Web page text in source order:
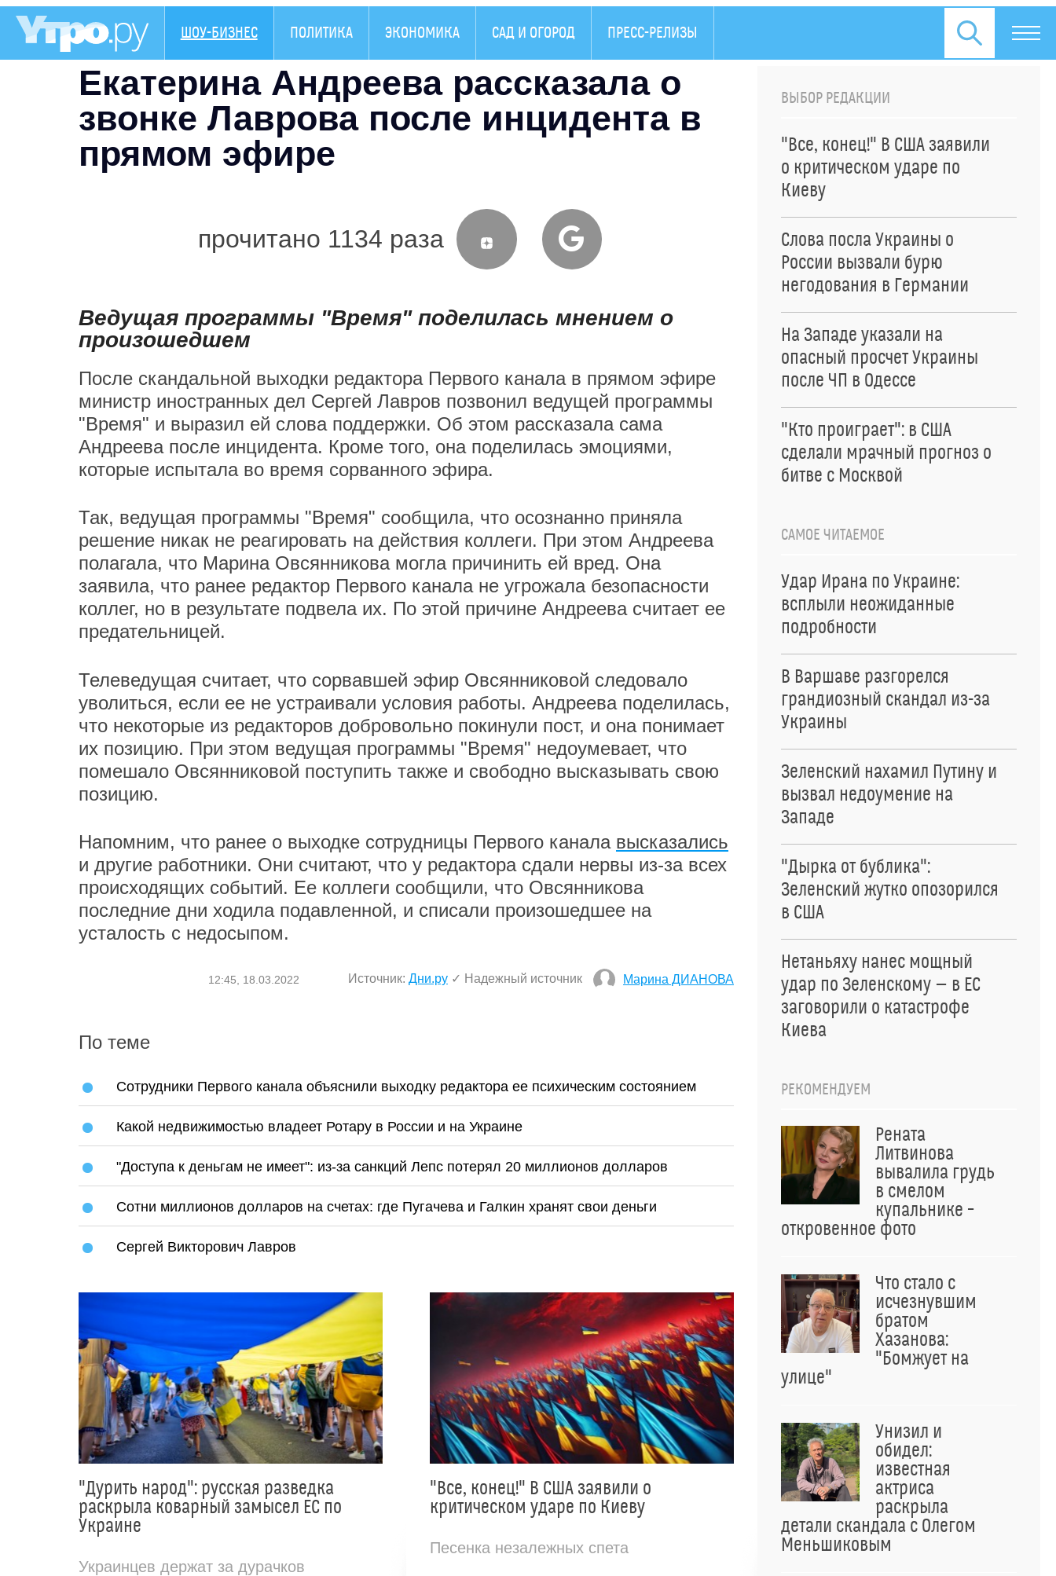
ШОУ-БИЗНЕС ПОЛИТИКА ЭКОНОМИКА САД И ОГОРОД ПРЕСС-РЕЛИЗЫ
Екатерина Андреева рассказала о
звонке Лаврова после инцидента в
прямом эфире
прочитано 1134 раза
Ведущая программы "Время" поделилась мнением о
произошедшем
После скандальной выходки редактора Первого канала в прямом эфире
министр иностранных дел Сергей Лавров позвонил ведущей программы
"Время" и выразил ей слова поддержки. Об этом рассказала сама
Андреева после инцидента. Кроме того, она поделилась эмоциями,
которые испытала во время сорванного эфира.
Так, ведущая программы "Время" сообщила, что осознанно приняла
решение никак не реагировать на действия коллеги. При этом Андреева
полагала, что Марина Овсянникова могла причинить ей вред. Она
заявила, что ранее редактор Первого канала не угрожала безопасности
коллег, но в результате подвела их. По этой причине Андреева считает ее
предательницей.
Телеведущая считает, что сорвавшей эфир Овсянниковой следовало
уволиться, если ее не устраивали условия работы. Андреева поделилась,
что некоторые из редакторов добровольно покинули пост, и она понимает
их позицию. При этом ведущая программы "Время" недоумевает, что
помешало Овсянниковой поступить также и свободно высказывать свою
позицию.
Напомним, что ранее о выходке сотрудницы Первого канала высказались
и другие работники. Они считают, что у редактора сдали нервы из-за всех
происходящих событий. Ее коллеги сообщили, что Овсянникова
последние дни ходила подавленной, и списали произошедшее на
усталость с недосыпом.
12:45, 18.03.2022 Источник: Дни.ру ✓ Надежный источник Марина ДИАНОВА
По теме
Сотрудники Первого канала объяснили выходку редактора ее психическим состоянием
Какой недвижимостью владеет Ротару в России и на Украине
"Доступа к деньгам не имеет": из-за санкций Лепс потерял 20 миллионов долларов
Сотни миллионов долларов на счетах: где Пугачева и Галкин хранят свои деньги
Сергей Викторович Лавров
"Дурить народ": русская разведка
раскрыла коварный замысел ЕС по
Украине
Украинцев держат за дурачков
"Все, конец!" В США заявили о
критическом ударе по Киеву
Песенка незалежных спета
ВЫБОР РЕДАКЦИИ
"Все, конец!" В США заявили
о критическом ударе по
Киеву
Слова посла Украины о
России вызвали бурю
негодования в Германии
На Западе указали на
опасный просчет Украины
после ЧП в Одессе
"Кто проиграет": в США
сделали мрачный прогноз о
битве с Москвой
САМОЕ ЧИТАЕМОЕ
Удар Ирана по Украине:
всплыли неожиданные
подробности
В Варшаве разгорелся
грандиозный скандал из-за
Украины
Зеленский нахамил Путину и
вызвал недоумение на
Западе
"Дырка от бублика":
Зеленский жутко опозорился
в США
Нетаньяху нанес мощный
удар по Зеленскому — в ЕС
заговорили о катастрофе
Киева
РЕКОМЕНДУЕМ
Рената
Литвинова
вывалила грудь
в смелом
купальнике –
откровенное фото
Что стало с
исчезнувшим
братом
Хазанова:
"Бомжует на
улице"
Унизил и
обидел:
известная
актриса
раскрыла
детали скандала с Олегом
Меньшиковым